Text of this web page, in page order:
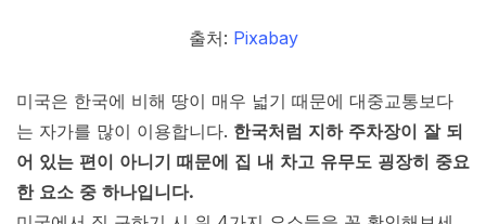
출처: Pixabay
미국은 한국에 비해 땅이 매우 넓기 때문에 대중교통보다
는 자가를 많이 이용합니다. 한국처럼 지하 주차장이 잘 되
어 있는 편이 아니기 때문에 집 내 차고 유무도 굉장히 중요
한 요소 중 하나입니다.